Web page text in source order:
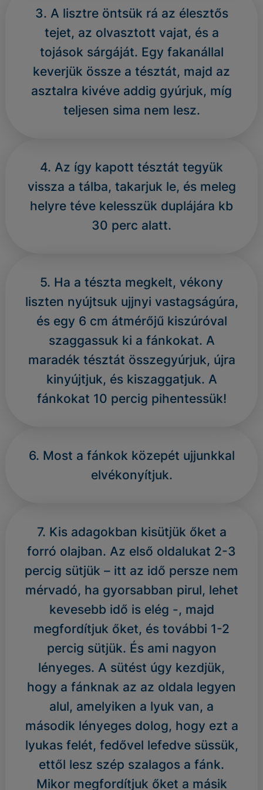
3. A lisztre öntsük rá az élesztős
tejet, az olvasztott vajat, és a
tojások sárgáját. Egy fakanállal
keverjük össze a tésztát, majd az
asztalra kivéve addig gyúrjuk, míg
teljesen sima nem lesz.
4. Az így kapott tésztát tegyük
vissza a tálba, takarjuk le, és meleg
helyre téve kelesszük duplájára kb
30 perc alatt.
5. Ha a tészta megkelt, vékony
liszten nyújtsuk ujjnyi vastagságúra,
és egy 6 cm átmérőjű kiszúróval
szaggassuk ki a fánkokat. A
maradék tésztát összegyúrjuk, újra
kinyújtjuk, és kiszaggatjuk. A
fánkokat 10 percig pihentessük!
6. Most a fánkok közepét ujjunkkal
elvékonyítjuk.
7. Kis adagokban kisütjük őket a
forró olajban. Az első oldalukat 2-3
percig sütjük – itt az idő persze nem
mérvadó, ha gyorsabban pirul, lehet
kevesebb idő is elég -, majd
megfordítjuk őket, és további 1-2
percig sütjük. És ami nagyon
lényeges. A sütést úgy kezdjük,
hogy a fánknak az az oldala legyen
alul, amelyiken a lyuk van, a
második lényeges dolog, hogy ezt a
lyukas felét, fedővel lefedve süssük,
ettől lesz szép szalagos a fánk.
Mikor megfordítjuk őket a másik